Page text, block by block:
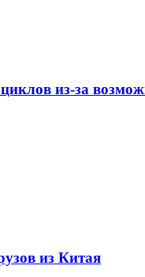
из-за
из Китая